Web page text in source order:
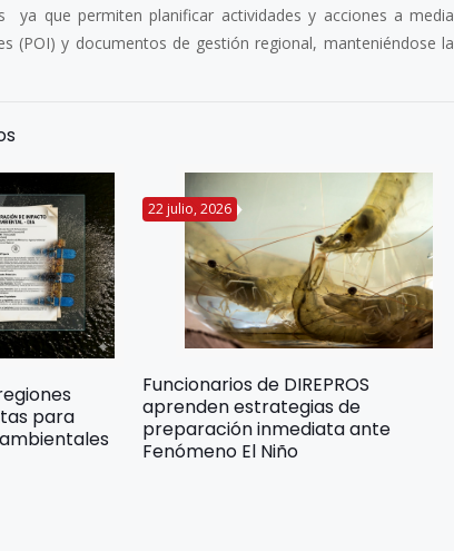
ya que permiten planificar actividades y acciones a
(POI) y documentos de gestión regional, manteniéndose
para
22 julio, 2026
Funcionarios de DIREPROS
aprenden estrategias de
preparación inmediata ante
Fenómeno El Niño